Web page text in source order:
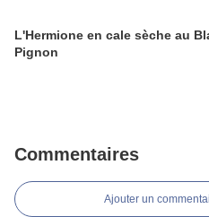
L'Hermione en cale sèche au
Pignon
Commentaires
Ajouter un